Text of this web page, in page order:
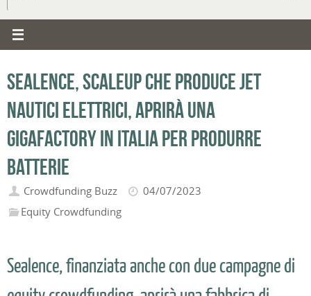
Sealence, scaleup che produce jet
nautici elettrici, aprirà una
Gigafactory in Italia per produrre
batterie
Crowdfunding Buzz
04/07/2023
Equity Crowdfunding
Sealence, finanziata anche con due campagne di